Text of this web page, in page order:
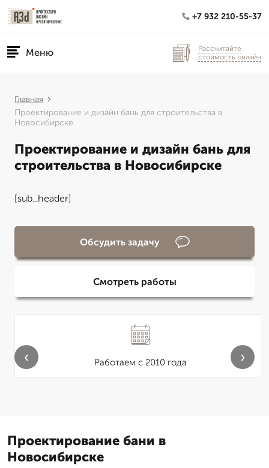
+7 932 210-55-37
Меню
Рассчитайте
стоимость онлайн
Главная
Проектирование и дизайн бань для строительства в
Новосибирске
Проектирование и дизайн бань для
строительства в Новосибирске
[sub_header]
Обсудить задачу
Смотреть работы
Работаем с 2010 года
‹ ›
Проектирование бани в
Новосибирске